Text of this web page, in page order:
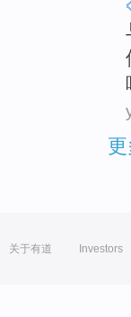
关于有道 Investors